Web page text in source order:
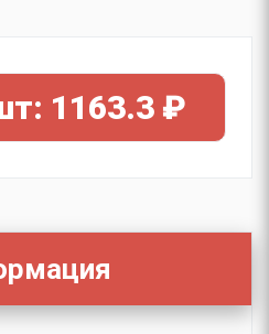
1163.3 ₽